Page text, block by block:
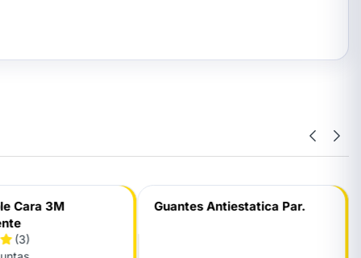
Cara 3M
(3)
Guantes Antiestatica Par.